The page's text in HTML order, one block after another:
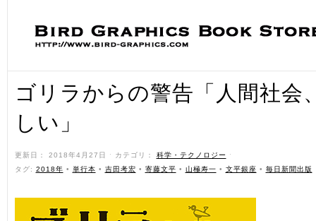
ゴリラからの警告「人間社会
しい」
更新日： 2018年4月27日 ˑ カテゴリ： 科学・テクノロジー
ˑ
タグ: 2018年 • 単行本 • 吉田考宏 • 寄藤文平 • 山極寿一 • 文平銀座 • 毎日新聞出版